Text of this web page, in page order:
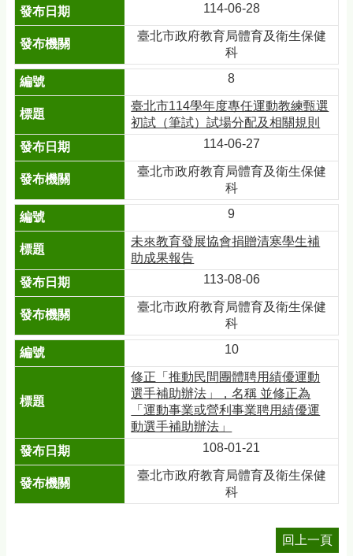
114-06-28
臺北市政府教育局體育及衛生保健
科
8
臺北市114學年度專任運動教練甄選
初試（筆試）試場分配及相關規則
114-06-27
臺北市政府教育局體育及衛生保健
科
9
未來教育發展協會捐贈清寒學生補
助成果報告
113-08-06
臺北市政府教育局體育及衛生保健
科
10
修正「推動民間團體聘用績優運動
選手補助辦法」，名稱 並修正為
「運動事業或營利事業聘用績優運
動選手補助辦法」
108-01-21
臺北市政府教育局體育及衛生保健
科
回上一頁